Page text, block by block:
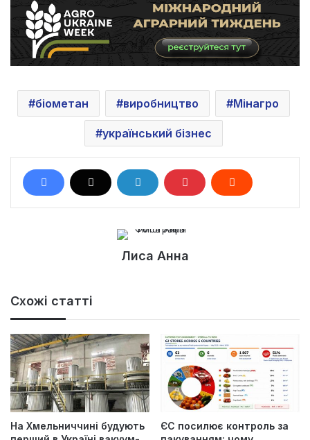
біометан виробництво Мінагро
український бізнес
Лиса Анна
Схожі статті
На Хмельниччині будують
ЄС посилює контроль за